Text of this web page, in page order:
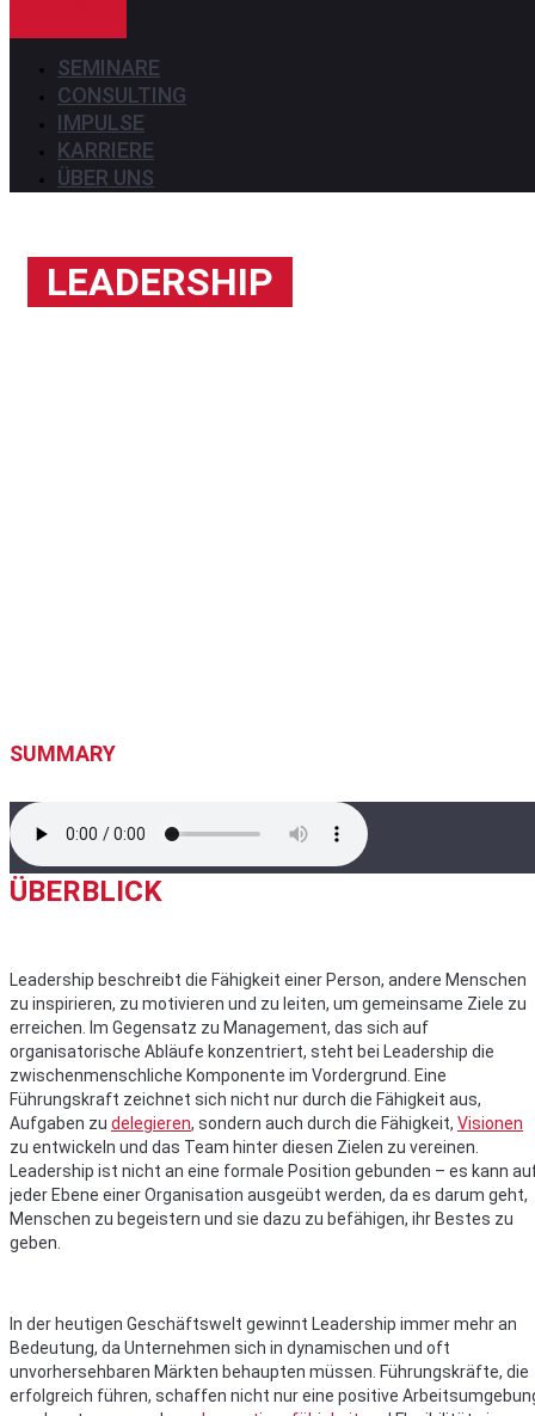
SEMINARE
CONSULTING
IMPULSE
KARRIERE
ÜBER UNS
LEADERSHIP
SUMMARY
ÜBERBLICK
Leadership beschreibt die Fähigkeit einer Person, andere Menschen
zu inspirieren, zu motivieren und zu leiten, um gemeinsame Ziele zu
erreichen. Im Gegensatz zu Management, das sich auf
organisatorische Abläufe konzentriert, steht bei Leadership die
zwischenmenschliche Komponente im Vordergrund. Eine
Führungskraft zeichnet sich nicht nur durch die Fähigkeit aus,
Aufgaben zu delegieren, sondern auch durch die Fähigkeit, Visionen
zu entwickeln und das Team hinter diesen Zielen zu vereinen.
Leadership ist nicht an eine formale Position gebunden – es kann
jeder Ebene einer Organisation ausgeübt werden, da es darum geht,
Menschen zu begeistern und sie dazu zu befähigen, ihr Bestes zu
geben.
In der heutigen Geschäftswelt gewinnt Leadership immer mehr an
Bedeutung, da Unternehmen sich in dynamischen und oft
unvorhersehbaren Märkten behaupten müssen. Führungskräfte, die
erfolgreich führen, schaffen nicht nur eine positive